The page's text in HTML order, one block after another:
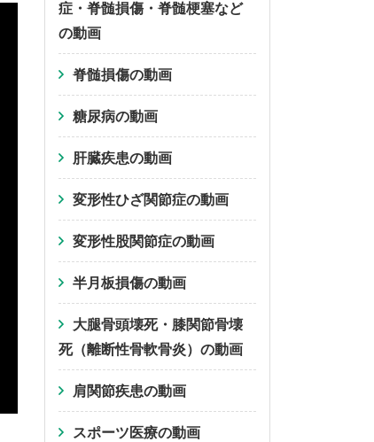
症・脊髄損傷・脊髄梗塞など
の動画
脊髄損傷の動画
糖尿病の動画
肝臓疾患の動画
変形性ひざ関節症の動画
変形性股関節症の動画
半月板損傷の動画
大腿骨頭壊死・膝関節骨壊
死（離断性骨軟骨炎）の動画
肩関節疾患の動画
スポーツ医療の動画